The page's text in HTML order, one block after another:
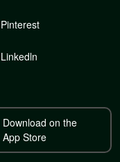
Pinterest
Linkedln
Download on the
App Store